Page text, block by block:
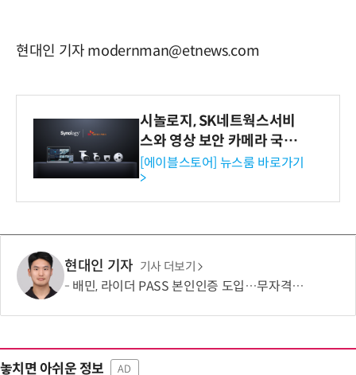
현대인 기자 modernman@etnews.com
시놀로지, SK네트웍스서비
스와 영상 보안 카메라 국내
독점 판매 파트너십 체결
[에이블스토어] 뉴스룸 바로가기
>
현대인 기자 기사 더보기
배민, 라이더 PASS 본인인증 도입…무자격 라이더 차단
놓치면 아쉬운 정보 AD